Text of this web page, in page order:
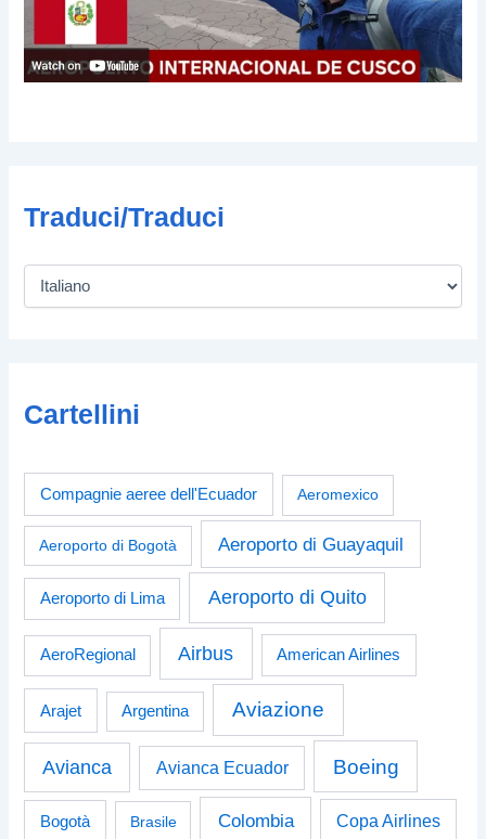
Traduci/Traduci
Cartellini
Compagnie aeree dell'Ecuador Aeromexico
Aeroporto di Bogotà Aeroporto di Guayaquil
Aeroporto di Lima Aeroporto di Quito
AeroRegional Airbus American Airlines
Arajet Argentina Aviazione
Avianca Avianca Ecuador Boeing
Bogotà Brasile Colombia Copa Airlines